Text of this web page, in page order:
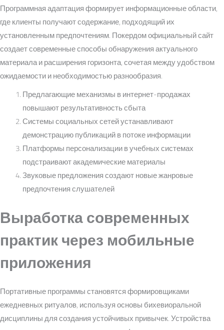
Программная адаптация формирует информационные области,
где клиенты получают содержание, подходящий их
установленным предпочтениям. Покердом официальный сайт
создает современные способы обнаружения актуального
материала и расширения горизонта, сочетая между удобством
ожидаемости и необходимостью разнообразия.
Предлагающие механизмы в интернет-продажах
повышают результативность сбыта
Системы социальных сетей устанавливают
демонстрацию публикаций в потоке информации
Платформы персонализации в учебных системах
подстраивают академические материалы
Звуковые предложения создают новые жанровые
предпочтения слушателей
Выработка современных
практик через мобильные
приложения
Портативные программы становятся формировщиками
ежедневных ритуалов, используя основы бихевиоральной
дисциплины для создания устойчивых привычек. Устройства